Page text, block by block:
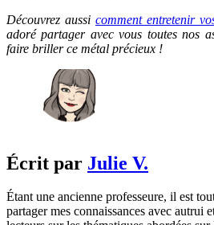
Découvrez aussi comment entretenir
adoré partager avec vous toutes nos
faire briller ce métal précieux !
Écrit par Julie V.
Étant une ancienne professeure, il est
partager mes connaissances avec autrui